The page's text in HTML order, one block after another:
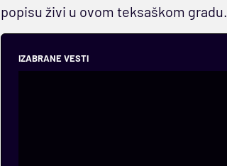
popisu živi u ovom teksaškom gradu.
IZABRANE VESTI